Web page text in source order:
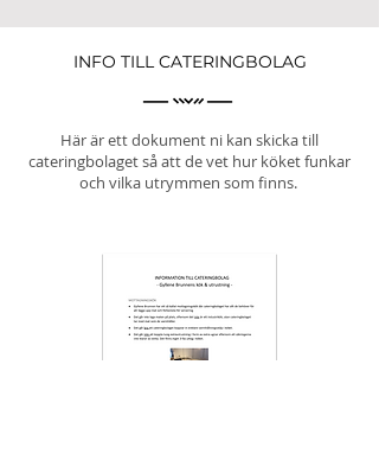
INFO TILL CATERINGBOLAG
Här är ett dokument ni kan skicka till
cateringbolaget så att de vet hur köket funkar
och vilka utrymmen som finns.